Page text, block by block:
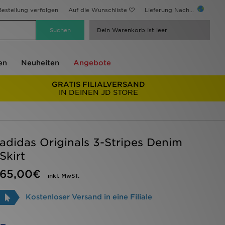
verfolgen Auf die Wunschliste Lieferung Nach...
Dein Warenkorb ist leer
Neuheiten Angebote
GRATIS FILIALVERSAND
IN DEINEN JD STORE
Originals 3-Stripes Denim
inkl. MwST.
Kostenloser Versand in eine Filiale